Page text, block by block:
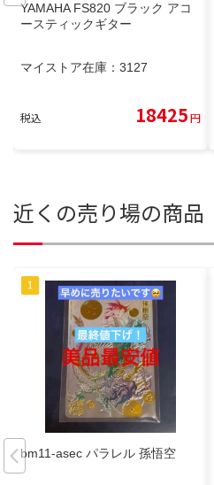
YAMAHA FS820 ブラック アコ
ースティックギター
マイストア在庫： 3127
税込 18425円
近くの売り場の商品
bm11-asec パラレル 孫悟空